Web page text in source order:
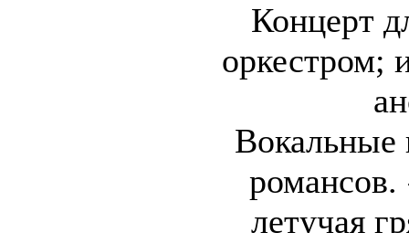
Концерт
оркестром;
Вокальные
романсов.
летучая